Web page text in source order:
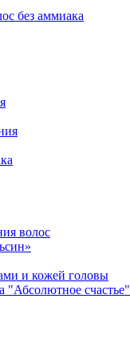
без аммиака
волос
и кожей головы
"Абсолютное счастье"